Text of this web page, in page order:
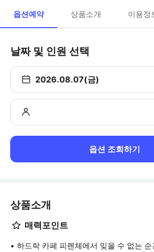
옵션예약 상품소개 이용정
날짜 및 인원 선택
2026.08.07(금)
옵션 조회하기
상품소개
매력포인트
하드락 카페 피렌체에서 잊을 수 없는